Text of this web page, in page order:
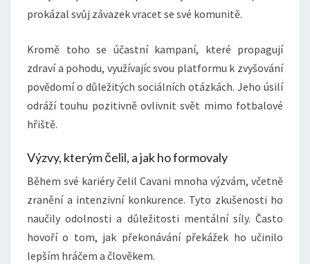
prokázal svůj závazek vracet se své komunitě.
Kromě toho se účastní kampaní, které propagují
zdraví a pohodu, využívajíc svou platformu k zvyšování
povědomí o důležitých sociálních otázkách. Jeho úsilí
odráží touhu pozitivně ovlivnit svět mimo fotbalové
hřiště.
Výzvy, kterým čelil, a jak ho formovaly
Během své kariéry čelil Cavani mnoha výzvám, včetně
zranění a intenzivní konkurence. Tyto zkušenosti ho
naučily odolnosti a důležitosti mentální síly. Často
hovoří o tom, jak překonávání překážek ho učinilo
lepším hráčem a člověkem.